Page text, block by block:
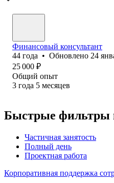
Финансовый консультант
44 года • Обновлено 24
25 000 ₽
Общий опыт
3 года 5 месяцев
Быстрые фильтры
Частичная занятость
Полный день
Проектная работа
Корпоративная поддержка